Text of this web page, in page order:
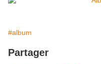
#album
Partager